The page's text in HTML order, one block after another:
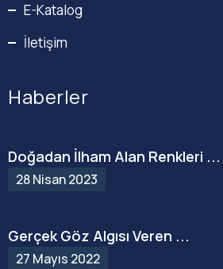
E-Katalog
İletişim
Haberler
Doğadan İlham Alan Renkleri ...
28 Nisan 2023
Gerçek Göz Algısı Veren ...
27 Mayıs 2022